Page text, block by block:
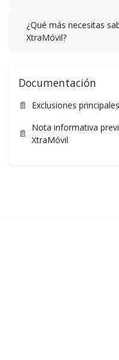
¿Qué más necesitas
XtraMóvil?
Documentación
📄 Exclusiones
📄
Nota informativa
XtraMóvil